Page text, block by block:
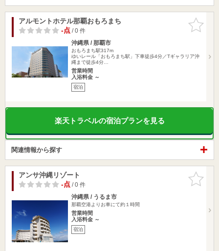
お気に入
りに追加
アルモントホテル那覇おもろまち
-点/ 0 件
沖縄県 / 那覇市
おもろまち駅317m
ゆいレール「おもろまち駅」下車徒歩4分／Tギャラリア沖
縄まで徒歩4分…
営業時間
入浴料金 ～
宿泊
楽天トラベルの宿泊プランを見る
関連情報から探す
お気に入
りに追加
アンサ沖縄リゾート
-点/ 0 件
沖縄県 / うるま市
那覇空港よりお車にて約１時間
営業時間
入浴料金 ～
宿泊